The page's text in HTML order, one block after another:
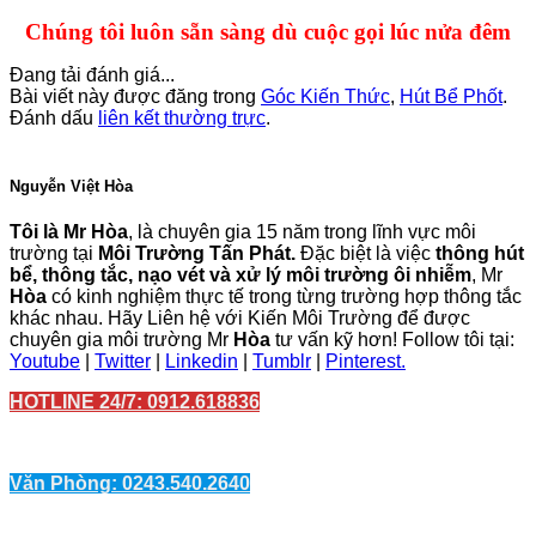
Chúng tôi luôn sẵn sàng dù cuộc gọi lúc nửa đêm
Đang tải đánh giá...
Bài viết này được đăng trong Góc Kiến Thức, Hút Bể Phốt.
Đánh dấu liên kết thường trực.
Nguyễn Việt Hòa
Tôi là Mr Hòa, là chuyên gia 15 năm trong lĩnh vực môi
trường tại Môi Trường Tấn Phát. Đặc biệt là việc thông hút
bể, thông tắc, nạo vét và xử lý môi trường ôi nhiễm, Mr
Hòa có kinh nghiệm thực tế trong từng trường hợp thông tắc
khác nhau. Hãy Liên hệ với Kiến Môi Trường để được
chuyên gia môi trường Mr Hòa tư vấn kỹ hơn! Follow tôi tại:
Youtube
Twitter Linkedin Tumblr
Pinterest.
HOTLINE 24/7: 0912.618836
Văn Phòng: 0243.540.2640